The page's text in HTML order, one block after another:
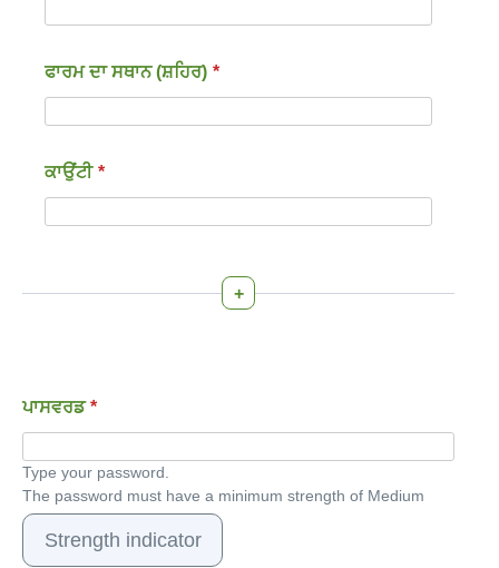
+
ਫਾਰਮ ਦਾ ਸਥਾਨ (ਸ਼ਹਿਰ) *
ਕਾਉਂਟੀ *
ਪਾਸਵਰਡ *
Type your password.
The password must have a minimum strength of Medium
Strength indicator